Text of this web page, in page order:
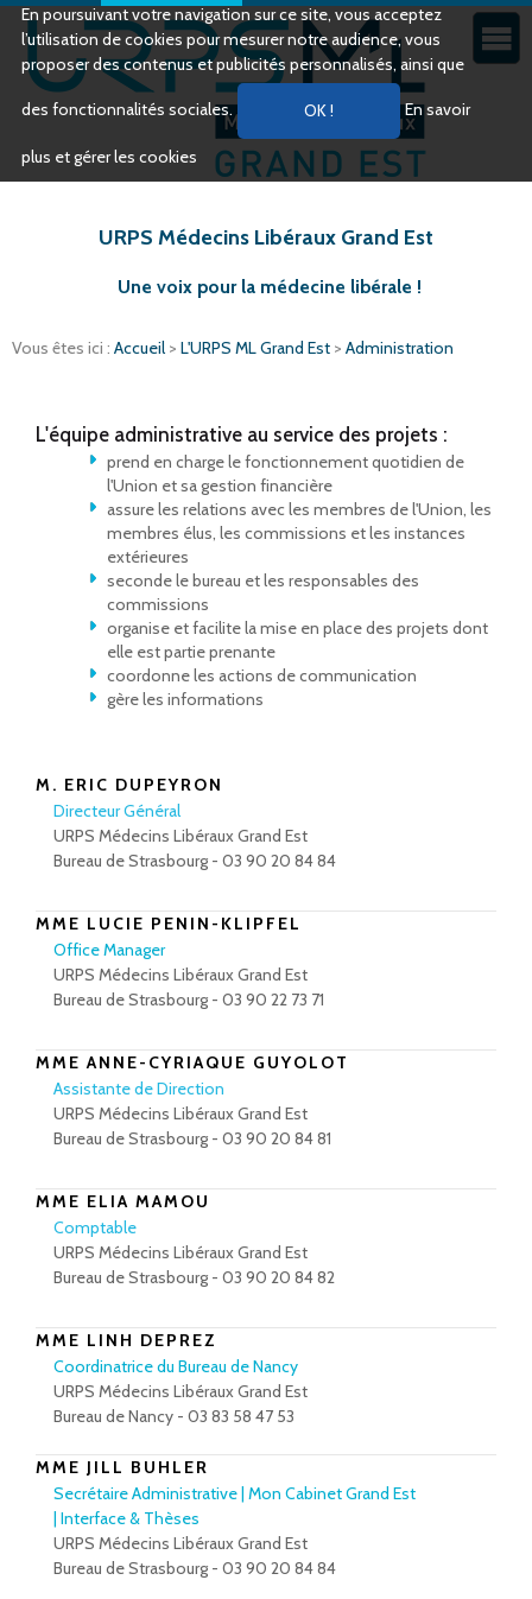
En poursuivant votre navigation sur ce site, vous acceptez
l’utilisation de cookies pour mesurer notre audience, vous
proposer des contenus et publicités personnalisés, ainsi que
des fonctionnalités sociales. En savoir
plus et gérer les cookies
URPS Médecins Libéraux Grand Est
Une voix pour la médecine libérale !
Vous êtes ici : Accueil > L'URPS ML Grand Est > Administration
L'équipe administrative au service des projets :
prend en charge le fonctionnement quotidien de
l'Union et sa gestion financière
assure les relations avec les membres de l'Union, les
membres élus, les commissions et les instances
extérieures
seconde le bureau et les responsables des
commissions
organise et facilite la mise en place des projets dont
elle est partie prenante
coordonne les actions de communication
gère les informations
M. ERIC DUPEYRON
Directeur Général
URPS Médecins Libéraux Grand Est
Bureau de Strasbourg - 03 90 20 84 84
MME LUCIE PENIN-KLIPFEL
Office Manager
URPS Médecins Libéraux Grand Est
Bureau de Strasbourg - 03 90 22 73 71
MME ANNE-CYRIAQUE GUYOLOT
Assistante de Direction
URPS Médecins Libéraux Grand Est
Bureau de Strasbourg - 03 90 20 84 81
MME ELIA MAMOU
Comptable
URPS Médecins Libéraux Grand Est
Bureau de Strasbourg - 03 90 20 84 82
MME LINH DEPREZ
Coordinatrice du Bureau de Nancy
URPS Médecins Libéraux Grand Est
Bureau de Nancy - 03 83 58 47 53
MME JILL BUHLER
Secrétaire Administrative | Mon Cabinet Grand Est
| Interface & Thèses
URPS Médecins Libéraux Grand Est
Bureau de Strasbourg - 03 90 20 84 84